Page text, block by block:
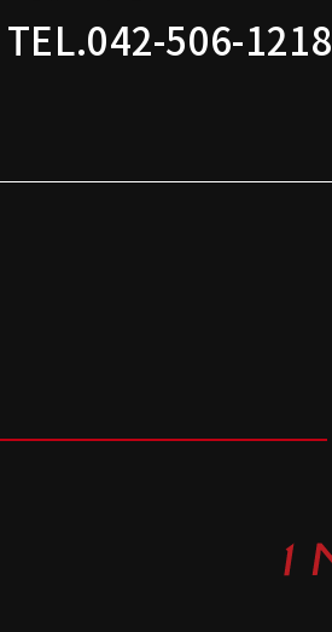
TEL.042-506-1218